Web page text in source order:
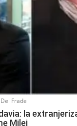
Frade
la
Milei